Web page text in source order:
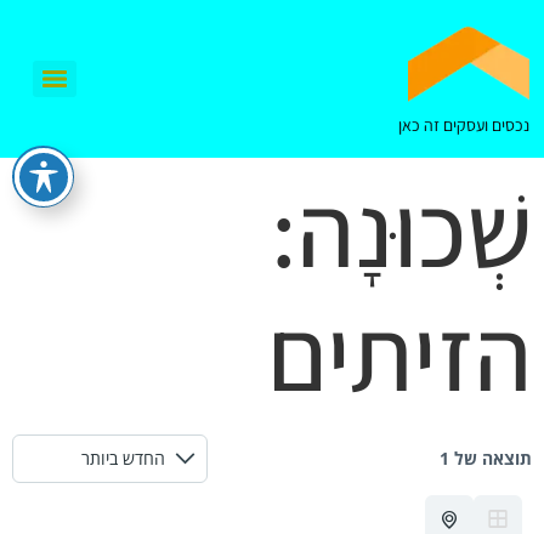
נכסים ועסקים זה כאן
שְׁכוּנָה:
הזיתים
תוצאה של 1